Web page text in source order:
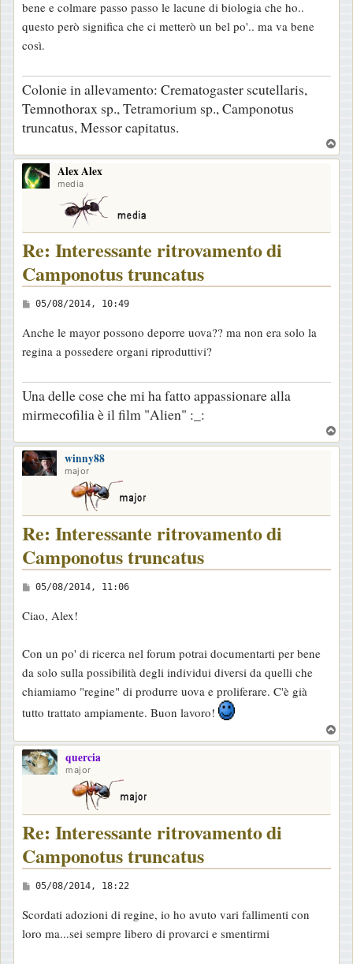
g
g
i
bene e colmare passo passo le lacune di biologia che ho..
questo però significa che ci metterò un bel po'.. ma va bene
così.
Colonie in allevamento: Crematogaster scutellaris,
Temnothorax sp., Tetramorium sp., Camponotus
truncatus, Messor capitatus.
o
Alex Alex
media
Re: Interessante ritrovamento di
Camponotus truncatus
M
s
s
g
g
o
05/08/2014, 10:49
Anche le mayor possono deporre uova?? ma non era solo la
regina a possedere organi riproduttivi?
Una delle cose che mi ha fatto appassionare alla
mirmecofilia è il film "Alien" :_:
o
winny88
major
Re: Interessante ritrovamento di
Camponotus truncatus
M
s
a
g
g
i
05/08/2014, 11:06
Ciao, Alex!
Con un po' di ricerca nel forum potrai documentarti per bene
da solo sulla possibilità degli individui diversi da quelli che
chiamiamo "regine" di produrre uova e proliferare. C'è già
tutto trattato ampiamente. Buon lavoro!
o
quercia
major
Re: Interessante ritrovamento di
Camponotus truncatus
M
s
s
05/08/2014, 18:22
Scordati adozioni di regine, io ho avuto vari fallimenti con
loro ma...sei sempre libero di provarci e smentirmi